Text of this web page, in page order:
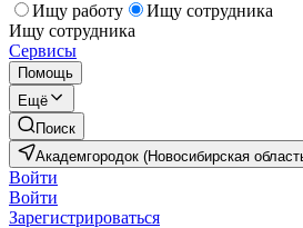
Ищу работу
Ищу сотрудника
Ищу сотрудника
Сервисы
Помощь
Ещё
Поиск
Академгородок (Новосибирская
Войти
Войти
Зарегистрироваться